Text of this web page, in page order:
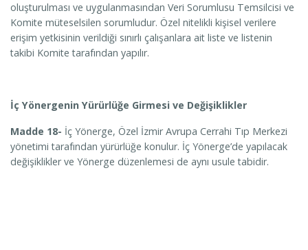
oluşturulması ve uygulanmasından Veri Sorumlusu Temsilcisi ve
Komite müteselsilen sorumludur. Özel nitelikli kişisel verilere
erişim yetkisinin verildiği sınırlı çalışanlara ait liste ve listenin
takibi Komite tarafından yapılır.
İç Yönergenin Yürürlüğe Girmesi ve Değişiklikler
Madde 18- İç Yönerge, Özel İzmir Avrupa Cerrahi Tıp Merkezi
yönetimi tarafından yürürlüğe konulur. İç Yönerge’de yapılacak
değişiklikler ve Yönerge düzenlemesi de aynı usule tabidir.